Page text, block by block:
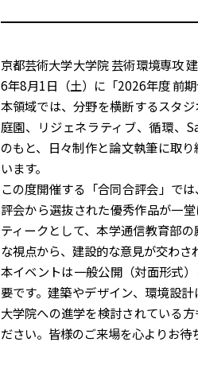
京都芸術大学大学院 芸術環境専攻
6年8月1日（土）に「2026年度 前期
本領域では、分野を横断するスタ
庭園、リジェネラティブ、循環、
のもと、日々制作と論文執筆に取
います。
この度開催する「合同合評会」で
評会から選抜された優秀作品が一
ティークとして、本学通信教育部
な視点から、建設的な意見が交わさ
本イベントは一般公開（対面形式
要です。建築やデザイン、環境設
大学院への進学を検討されている
ださい。皆様のご来場を心よりお待